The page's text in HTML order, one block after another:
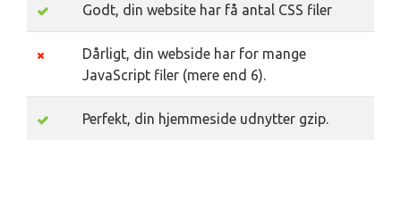
Godt, din website har få antal CSS filer
Dårligt, din webside har for mange
JavaScript filer (mere end 6).
Perfekt, din hjemmeside udnytter gzip.